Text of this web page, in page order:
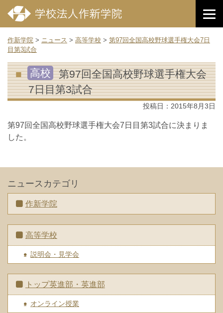
作新学院 > ニュース > 高等学校 > 第97回全国高校野球選手権大会7日
目第3試合
高校
第97回全国高校野球選手権大会
7日目第3試合
投稿日： 2015年8月3日
第97回全国高校野球選手権大会7日目第3試合に決まりま
した。
ニュースカテゴリ
作新学院
高等学校
説明会・見学会
トップ英進部・英進部
オンライン授業